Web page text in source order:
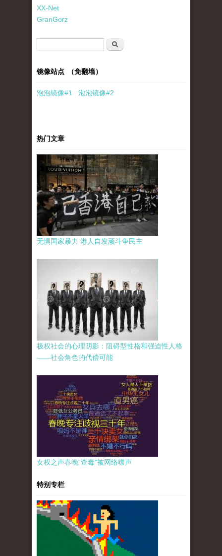
XX-Net
GranGorz
搜索
镜像站点 （免翻墙）
泡泡镜像#1 泡泡镜像#2
热门文章
无惧国家暴力 港人自发顽斗争民主
极权社会的心理阴影：阻碍型性格和强迫性人格
——社会角色的代偿可能
女权之声春晚“查毒”被网络噤声
特别专栏